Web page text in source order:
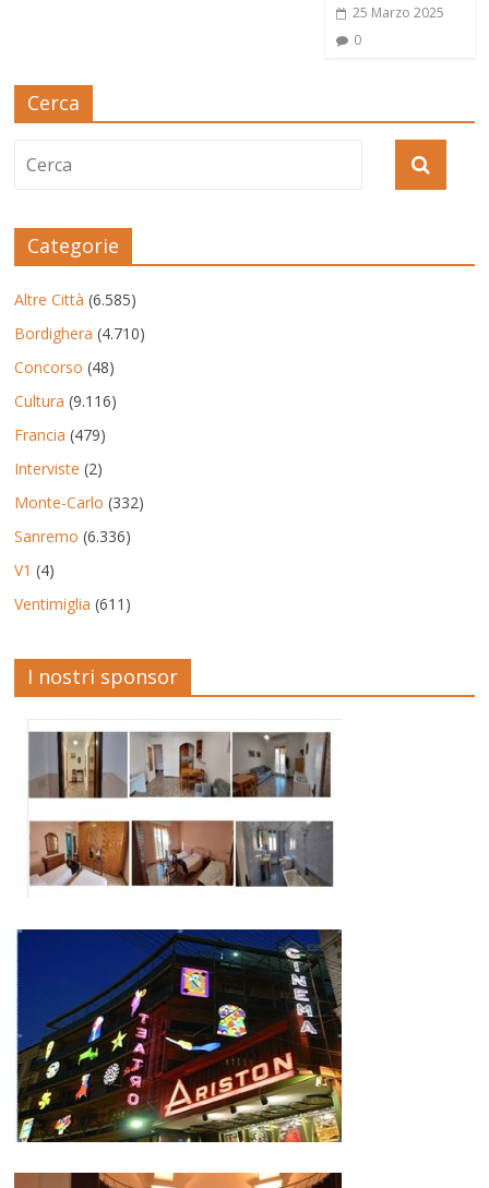
25 Marzo 2025
0
Cerca
Categorie
Altre Città (6.585)
Bordighera (4.710)
Concorso (48)
Cultura (9.116)
Francia (479)
Interviste (2)
Monte-Carlo (332)
Sanremo (6.336)
V1 (4)
Ventimiglia (611)
I nostri sponsor